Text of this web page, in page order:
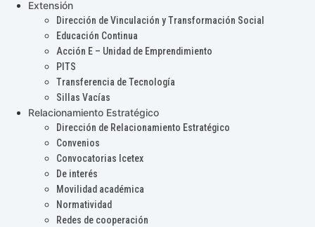
Extensión
Dirección de Vinculación y Transformación Social
Educación Continua
Acción E – Unidad de Emprendimiento
PITS
Transferencia de Tecnología
Sillas Vacías
Relacionamiento Estratégico
Dirección de Relacionamiento Estratégico
Convenios
Convocatorias Icetex
De interés
Movilidad académica
Normatividad
Redes de cooperación